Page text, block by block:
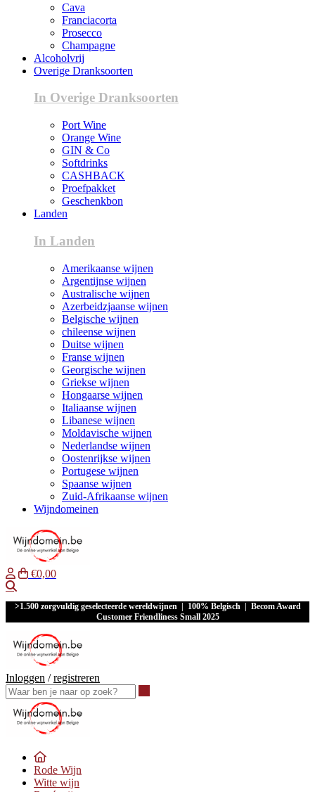
Cava
Franciacorta
Prosecco
Champagne
Alcoholvrij
Overige Dranksoorten
In Overige Dranksoorten
Port Wine
Orange Wine
GIN & Co
Softdrinks
CASHBACK
Proefpakket
Geschenkbon
Landen
In Landen
Amerikaanse wijnen
Argentijnse wijnen
Australische wijnen
Azerbeidzjaanse wijnen
Belgische wijnen
chileense wijnen
Duitse wijnen
Franse wijnen
Georgische wijnen
Griekse wijnen
Hongaarse wijnen
Italiaanse wijnen
Libanese wijnen
Moldavische wijnen
Nederlandse wijnen
Oostenrijkse wijnen
Portugese wijnen
Spaanse wijnen
Zuid-Afrikaanse wijnen
Wijndomeinen
€0,00
>1.500 zorgvuldig geselecteerde wereldwijnen | 100% Belgisch | Becom Award
Customer Friendliness Small 2025
Inloggen /registreren
Rode Wijn
Witte wijn